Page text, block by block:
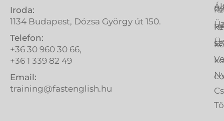
Iroda:
1134 Budapest, Dózsa György út 150.
Telefon:
+36 30 960 30 66,
+36 1 339 82 49
Email:
training@fastenglish.hu